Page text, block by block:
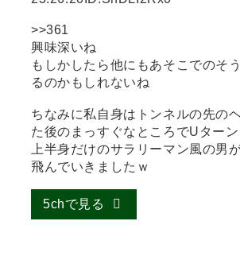
>>361
興味深いね
もしかしたら他にもあそこでのそ
るのかもしれないね
ちなみに私自身はトンネルの先の
た後のまっすぐなところでUター
上半身だけのサラリーマン風の男
飛んでいきましたｗ
5chで見る